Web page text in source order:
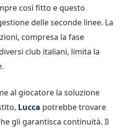
così fitto e questo
delle seconde linee. La
compresa la fase
club italiani, limita la
al giocatore la soluzione
Lucca potrebbe trovare
gli garantisca continuità. Il